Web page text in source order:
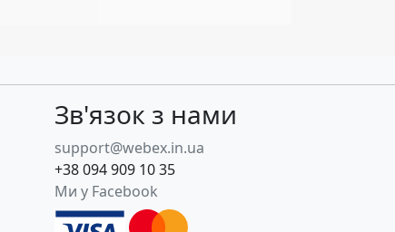
Зв'язок з нами
support@webex.in.ua
+38 094 909 10 35
Ми у Facebook